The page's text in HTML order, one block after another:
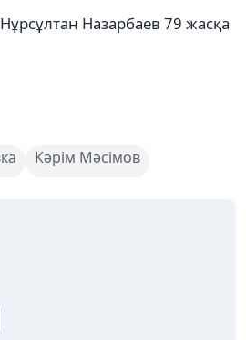
Назарбаев 79 жасқа
Кәрім Мәсімов